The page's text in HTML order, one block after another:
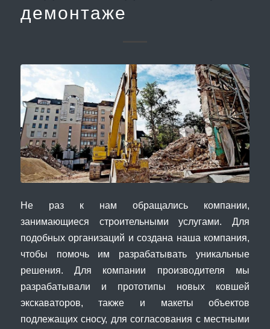
демонтаже
Не раз к нам обращались компании,
занимающиеся строительными услугами. Для
подобных организаций и создана наша компания,
чтобы помочь им разрабатывать уникальные
решения. Для компании производителя мы
разрабатывали и прототипы новых ковшей
экскаваторов, также и макеты объектов
подлежащих сносу, для согласования с местными